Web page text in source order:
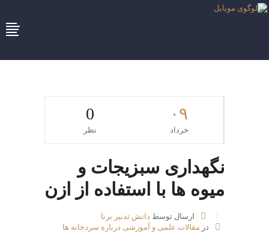
۰۹
خرداد
0
نظر
نگهداری سبزیجات و
میوه ها با استفاده از ازن
ارسال توسط دانش تدبیر برنا
در مقالات علمی و آموزشی درباره سردخانه ها